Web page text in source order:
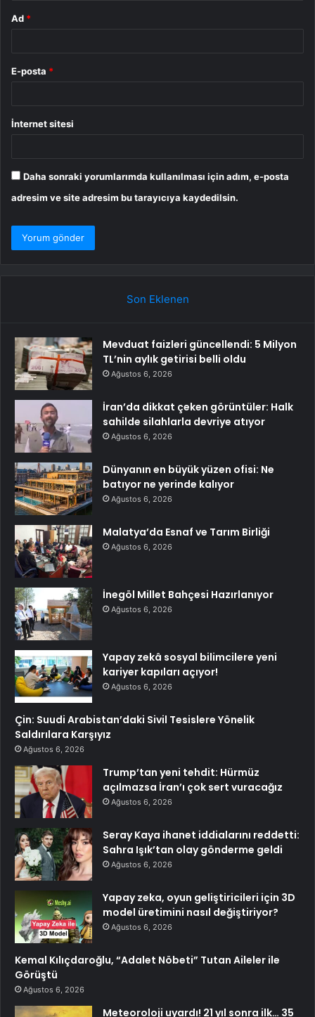
Ad *
E-posta *
İnternet sitesi
Daha sonraki yorumlarımda kullanılması için adım, e-posta
adresim ve site adresim bu tarayıcıya kaydedilsin.
Son Eklenen
Mevduat faizleri güncellendi: 5 Milyon
TL’nin aylık getirisi belli oldu
Ağustos 6, 2026
İran’da dikkat çeken görüntüler: Halk
sahilde silahlarla devriye atıyor
Ağustos 6, 2026
Dünyanın en büyük yüzen ofisi: Ne
batıyor ne yerinde kalıyor
Ağustos 6, 2026
Malatya’da Esnaf ve Tarım Birliği
Ağustos 6, 2026
İnegöl Millet Bahçesi Hazırlanıyor
Ağustos 6, 2026
Yapay zekâ sosyal bilimcilere yeni
kariyer kapıları açıyor!
Ağustos 6, 2026
Çin: Suudi Arabistan’daki Sivil Tesislere Yönelik
Saldırılara Karşıyız
Ağustos 6, 2026
Trump’tan yeni tehdit: Hürmüz
açılmazsa İran’ı çok sert vuracağız
Ağustos 6, 2026
Seray Kaya ihanet iddialarını reddetti:
Sahra Işık’tan olay gönderme geldi
Ağustos 6, 2026
Yapay zeka, oyun geliştiricileri için 3D
model üretimini nasıl değiştiriyor?
Ağustos 6, 2026
Kemal Kılıçdaroğlu, “Adalet Nöbeti” Tutan Aileler ile
Görüştü
Ağustos 6, 2026
Meteoroloji uyardı! 21 yıl sonra ilk… 35